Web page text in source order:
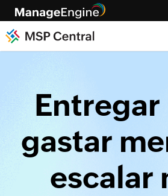
Entregar
gastar
escalar